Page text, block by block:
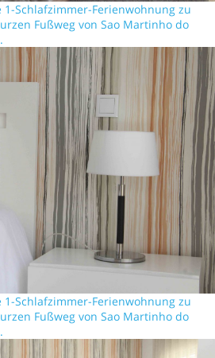
Schlafzimmer-Ferienwohnung zu
Fußweg von Sao Martinho do
Schlafzimmer-Ferienwohnung zu
Fußweg von Sao Martinho do